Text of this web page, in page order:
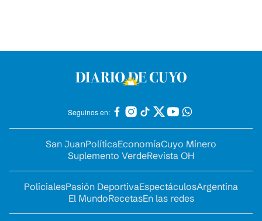
Seguinos en:
San JuanPolíticaEconomíaCuyo Minero
Suplemento VerdeRevista OH
PolicialesPasión DeportivaEspectáculosArgentina
El MundoRecetasEn las redes